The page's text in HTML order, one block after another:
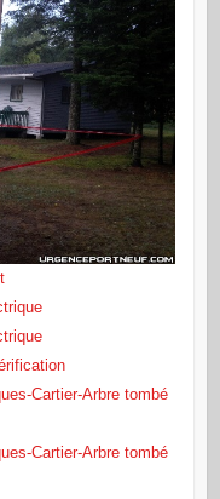
Cartier-Arbre tombé
Cartier-Arbre tombé